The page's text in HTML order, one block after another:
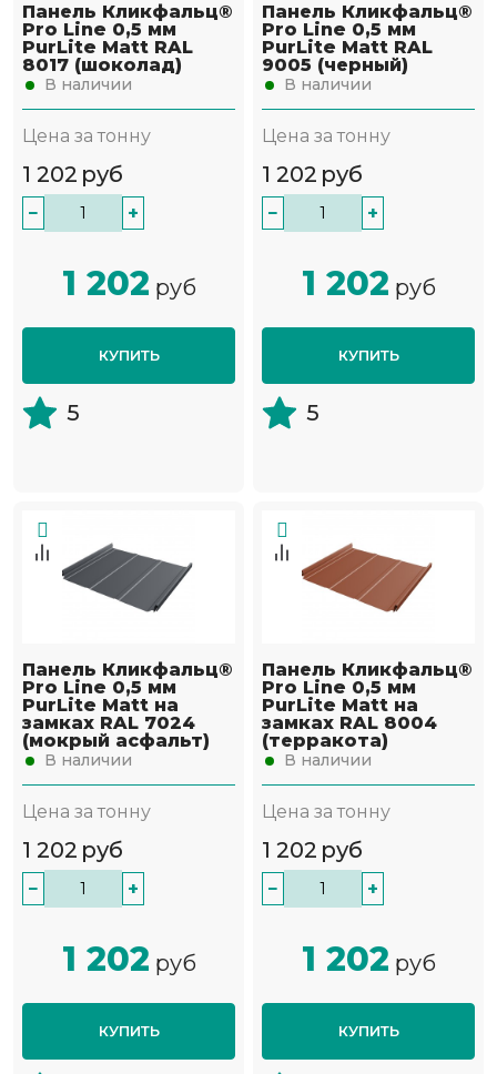
Панель Кликфальц®
Pro Line 0,5 мм
PurLite Matt RAL
8017 (шоколад)
В наличии
Цена за тонну
1 202 руб
− +
1 202 руб
КУПИТЬ
5
Панель Кликфальц®
Pro Line 0,5 мм
PurLite Matt RAL
9005 (черный)
В наличии
Цена за тонну
1 202 руб
− +
1 202 руб
КУПИТЬ
5
Панель Кликфальц®
Pro Line 0,5 мм
PurLite Matt на
замках RAL 7024
(мокрый асфальт)
В наличии
Цена за тонну
1 202 руб
− +
1 202 руб
КУПИТЬ
Панель Кликфальц®
Pro Line 0,5 мм
PurLite Matt на
замках RAL 8004
(терракота)
В наличии
Цена за тонну
1 202 руб
− +
1 202 руб
КУПИТЬ